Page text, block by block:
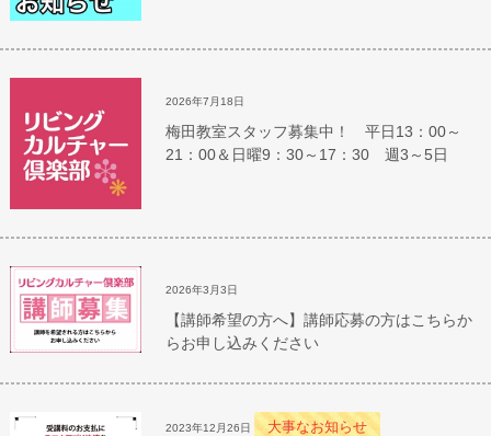
2026年7月18日
梅田教室スタッフ募集中！ 平日13：00～
21：00＆日曜9：30～17：30 週3～5日
2026年3月3日
【講師希望の方へ】講師応募の方はこちらか
らお申し込みください
2023年12月26日 大事なお知らせ